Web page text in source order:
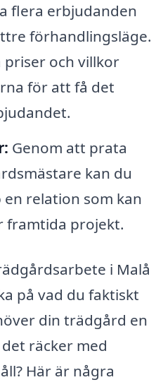
flera erbjudanden
förhandlingsläge.
priser och villkor
för att få det
Genom att prata
kan du
relation som kan
framtida projekt.
i Malå
på vad du faktiskt
din trädgård en
räcker med
Här är några